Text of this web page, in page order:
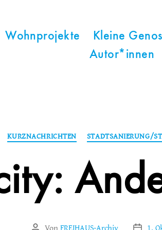
Wohnprojekte Kleine
Autor*innen
Kategorien
KURZNACHRICHTEN STADTSANIERUNG/
Von FREIHAUS-Archiv 1.